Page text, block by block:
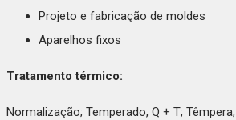
Projeto e fabricação de moldes
Aparelhos fixos
Tratamento térmico:
Normalização; Temperado, Q + T;